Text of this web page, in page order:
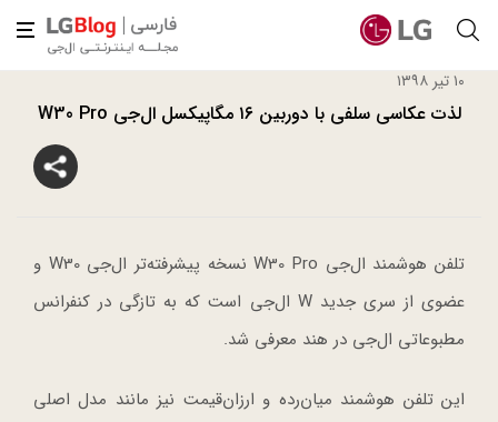
۱۰ تیر ۱۳۹۸
لذت عکاسی سلفی با دوربین ۱۶ مگاپیکسل ال‌جی W30 Pro
تلفن‌ هوشمند ال‌جی W30 Pro نسخه پیشرفته‌تر ال‌جی W30 و
عضوی از سری جدید W ال‌جی است که به تازگی در کنفرانس
مطبوعاتی ال‌جی در هند معرفی شد.
این تلفن هوشمند میان‌رده‌ و ارزان‌قیمت نیز مانند مدل اصلی